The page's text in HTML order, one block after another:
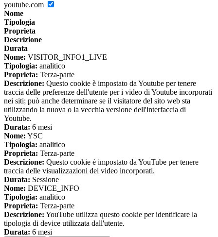
youtube.com
Nome
Tipologia
Proprieta
Descrizione
Durata
Nome: VISITOR_INFO1_LIVE
Tipologia: analitico
Proprieta: Terza-parte
Descrizione: Questo cookie è impostato da Youtube per tenere
traccia delle preferenze dell'utente per i video di Youtube incorporati
nei siti; può anche determinare se il visitatore del sito web sta
utilizzando la nuova o la vecchia versione dell'interfaccia di
Youtube.
Durata: 6 mesi
Nome: YSC
Tipologia: analitico
Proprieta: Terza-parte
Descrizione: Questo cookie è impostato da YouTube per tenere
traccia delle visualizzazioni dei video incorporati.
Durata: Sessione
Nome: DEVICE_INFO
Tipologia: analitico
Proprieta: Terza-parte
Descrizione: YouTube utilizza questo cookie per identificare la
tipologia di device utilizzata dall'utente.
Durata: 6 mesi